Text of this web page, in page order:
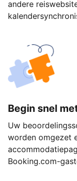
andere
Begin snel
Uw
worden omgezet
Booking.com-